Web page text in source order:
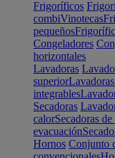
Frigoríficos
combiVinotecas
pequeños
Congeladores
horizontales
Lavadoras
superior
integrables
Secadoras
calorSecadoras
evacuación
Hornos Conjunto